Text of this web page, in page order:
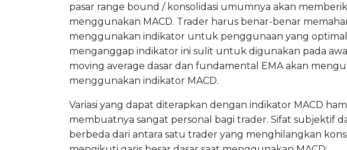
pasar range bound / konsolidasi umumnya akan
menggunakan MACD. Trader harus benar-benar
menggunakan indikator untuk penggunaan yang
menganggap indikator ini sulit untuk digunakan pada
moving average dasar dan fundamental EMA akan
menggunakan indikator MACD.
Variasi yang dapat diterapkan dengan indikator MACD
membuatnya sangat personal bagi trader. Sifat subjektif
berbeda dari antara satu trader yang menghilangkan